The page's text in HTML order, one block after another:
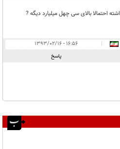
احتمالا بالای سی چهل میلیارد دیگه ?
|
۱۶:۵۶ - ۱۳۹۳/۰۲/۱۶
پاسخ